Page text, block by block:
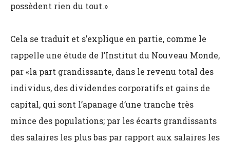
possèdent rien du tout.»
Cela se traduit et s’explique en partie, comme le
rappelle une étude de l’Institut du Nouveau Monde,
par «la part grandissante, dans le revenu total des
individus, des dividendes corporatifs et gains de
capital, qui sont l’apanage d’une tranche très
mince des populations; par les écarts grandissants
des salaires les plus bas par rapport aux salaires les